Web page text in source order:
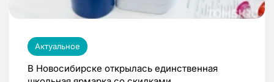
Актуальное
В Новосибирске открылась единственная